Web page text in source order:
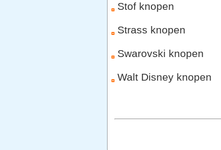
Stof knopen
Strass knopen
Swarovski knopen
Walt Disney knopen